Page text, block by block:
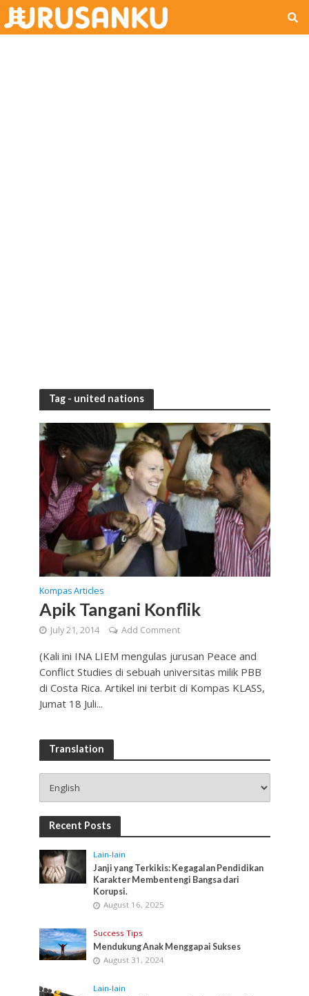
Tag - united nations
Kompas Articles
Apik Tangani Konflik
July 21, 2014 Add Comment
(Kali ini INA LIEM mengulas jurusan Peace and
Conflict Studies di sebuah universitas milik PBB
di Costa Rica. Artikel ini terbit di Kompas KLASS,
Jumat 18 Juli...
Translation
Recent Posts
Lain-lain
Janji yang Terkikis: Kegagalan Pendidikan
Karakter Membentengi Bangsa dari
Korupsi.
August 16, 2025
Success Tips
Mendukung Anak Menggapai Sukses
August 31, 2024
Lain-lain